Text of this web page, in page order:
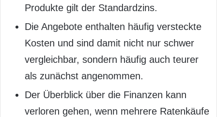
Produkte gilt der Standardzins.
Die Angebote enthalten häufig versteckte
Kosten und sind damit nicht nur schwer
vergleichbar, sondern häufig auch teurer
als zunächst angenommen.
Der Überblick über die Finanzen kann
verloren gehen, wenn mehrere Ratenkäufe